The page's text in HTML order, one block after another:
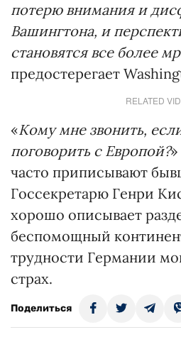
потерю внимания и
Вашингтона, и
становятся все более
предостерегает
RELATED
«Кому мне звонить,
поговорить с Европой?
часто приписывают
Госсекретарю Генри
хорошо описывает
беспомощный
трудности Германии
страх.
Поделиться